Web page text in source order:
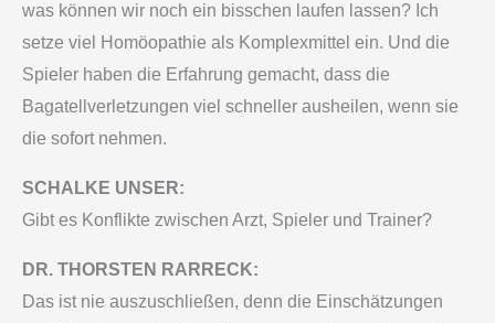
was können wir noch ein bisschen laufen lassen? Ich
setze viel Homöopathie als Komplexmittel ein. Und die
Spieler haben die Erfahrung gemacht, dass die
Bagatellverletzungen viel schneller ausheilen, wenn sie
die sofort nehmen.
SCHALKE UNSER:
Gibt es Konflikte zwischen Arzt, Spieler und Trainer?
DR. THORSTEN RARRECK:
Das ist nie auszuschließen, denn die Einschätzungen